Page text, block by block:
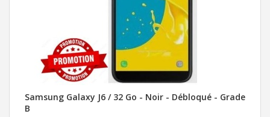
Samsung Galaxy J6 / 32 Go - Noir - Débloqué - Grade
B